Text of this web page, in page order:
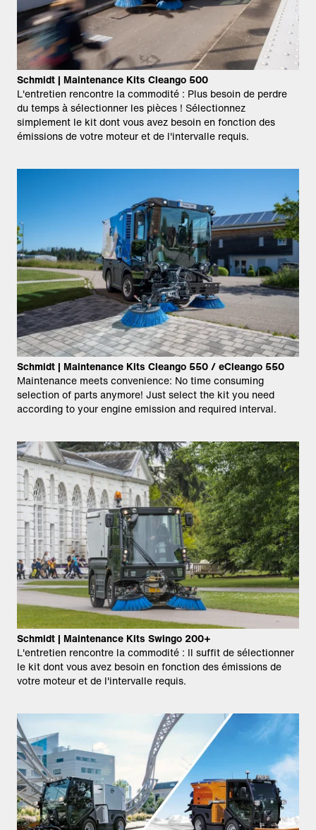
Schmidt | Maintenance Kits Cleango 500
L'entretien rencontre la commodité : Plus besoin de perdre
du temps à sélectionner les pièces ! Sélectionnez
simplement le kit dont vous avez besoin en fonction des
émissions de votre moteur et de l'intervalle requis.
Schmidt | Maintenance Kits Cleango 550 / eCleango 550
Maintenance meets convenience: No time consuming
selection of parts anymore! Just select the kit you need
according to your engine emission and required interval.
Schmidt | Maintenance Kits Swingo 200+
L'entretien rencontre la commodité : Il suffit de sélectionner
le kit dont vous avez besoin en fonction des émissions de
votre moteur et de l'intervalle requis.